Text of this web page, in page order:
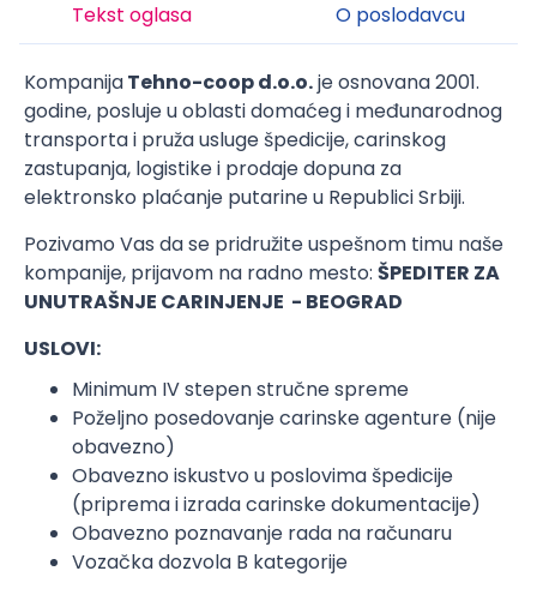
Tekst oglasa O poslodavcu
KompanijaTehno-coop d.o.o.je osnovana 2001.
godine, posluje u oblasti domaćeg i međunarodnog
transporta i pruža usluge špedicije, carinskog
zastupanja, logistike i prodaje dopuna za
elektronsko plaćanje putarine u Republici Srbiji.
Pozivamo Vas da se pridružite uspešnom timu naše
kompanije, prijavom na radno mesto: ŠPEDITER ZA
UNUTRAŠNJE CARINJENJE - BEOGRAD
USLOVI:
Minimum IV stepen stručne spreme
Poželjno posedovanje carinske agenture (nije
obavezno)
Obavezno iskustvo u poslovima špedicije
(priprema i izrada carinske dokumentacije)
Obavezno poznavanje rada na računaru
Vozačka dozvola B kategorije